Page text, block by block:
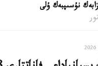
نۇسىپبەك ۇلى